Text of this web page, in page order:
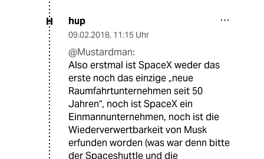
H hup
09.02.2018, 11:15 Uhr
@Mustardman:
Also erstmal ist SpaceX weder das
erste noch das einzige „neue
Raumfahrtunternehmen seit 50
Jahren“, noch ist SpaceX ein
Einmannunternehmen, noch ist die
Wiederverwertbarkeit von Musk
erfunden worden (was war denn bitte
der Spaceshuttle und die